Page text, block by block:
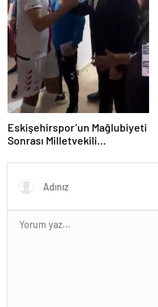
Eskişehirspor’un Mağlubiyeti
Sonrası Milletvekili